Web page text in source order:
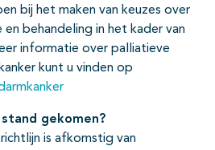
bij het maken van keuzes over
en behandeling in het kader van
informatie over palliatieve
kunt u vinden op
gekomen?
is afkomstig van